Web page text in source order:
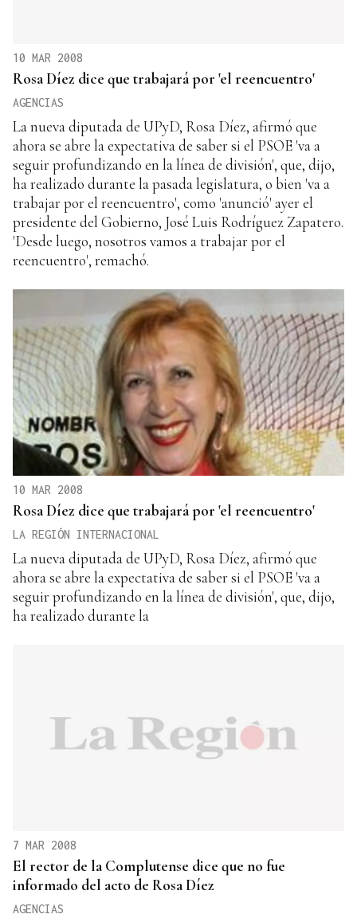
10 MAR 2008
Rosa Díez dice que trabajará por 'el reencuentro'
AGENCIAS
La nueva diputada de UPyD, Rosa Díez, afirmó que
ahora se abre la expectativa de saber si el PSOE 'va a
seguir profundizando en la línea de división', que, dijo,
ha realizado durante la pasada legislatura, o bien 'va a
trabajar por el reencuentro', como 'anunció' ayer el
presidente del Gobierno, José Luis Rodríguez Zapatero.
'Desde luego, nosotros vamos a trabajar por el
reencuentro', remachó.
10 MAR 2008
Rosa Díez dice que trabajará por 'el reencuentro'
LA REGIÓN INTERNACIONAL
La nueva diputada de UPyD, Rosa Díez, afirmó que
ahora se abre la expectativa de saber si el PSOE 'va a
seguir profundizando en la línea de división', que, dijo,
ha realizado durante la
7 MAR 2008
El rector de la Complutense dice que no fue
informado del acto de Rosa Díez
AGENCIAS